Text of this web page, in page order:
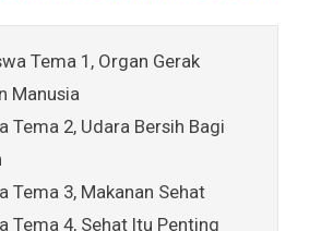
Tema 1, Organ Gerak
Manusia
Tema 2, Udara Bersih Bagi
Tema 3, Makanan Sehat
Tema 4, Sehat Itu Penting